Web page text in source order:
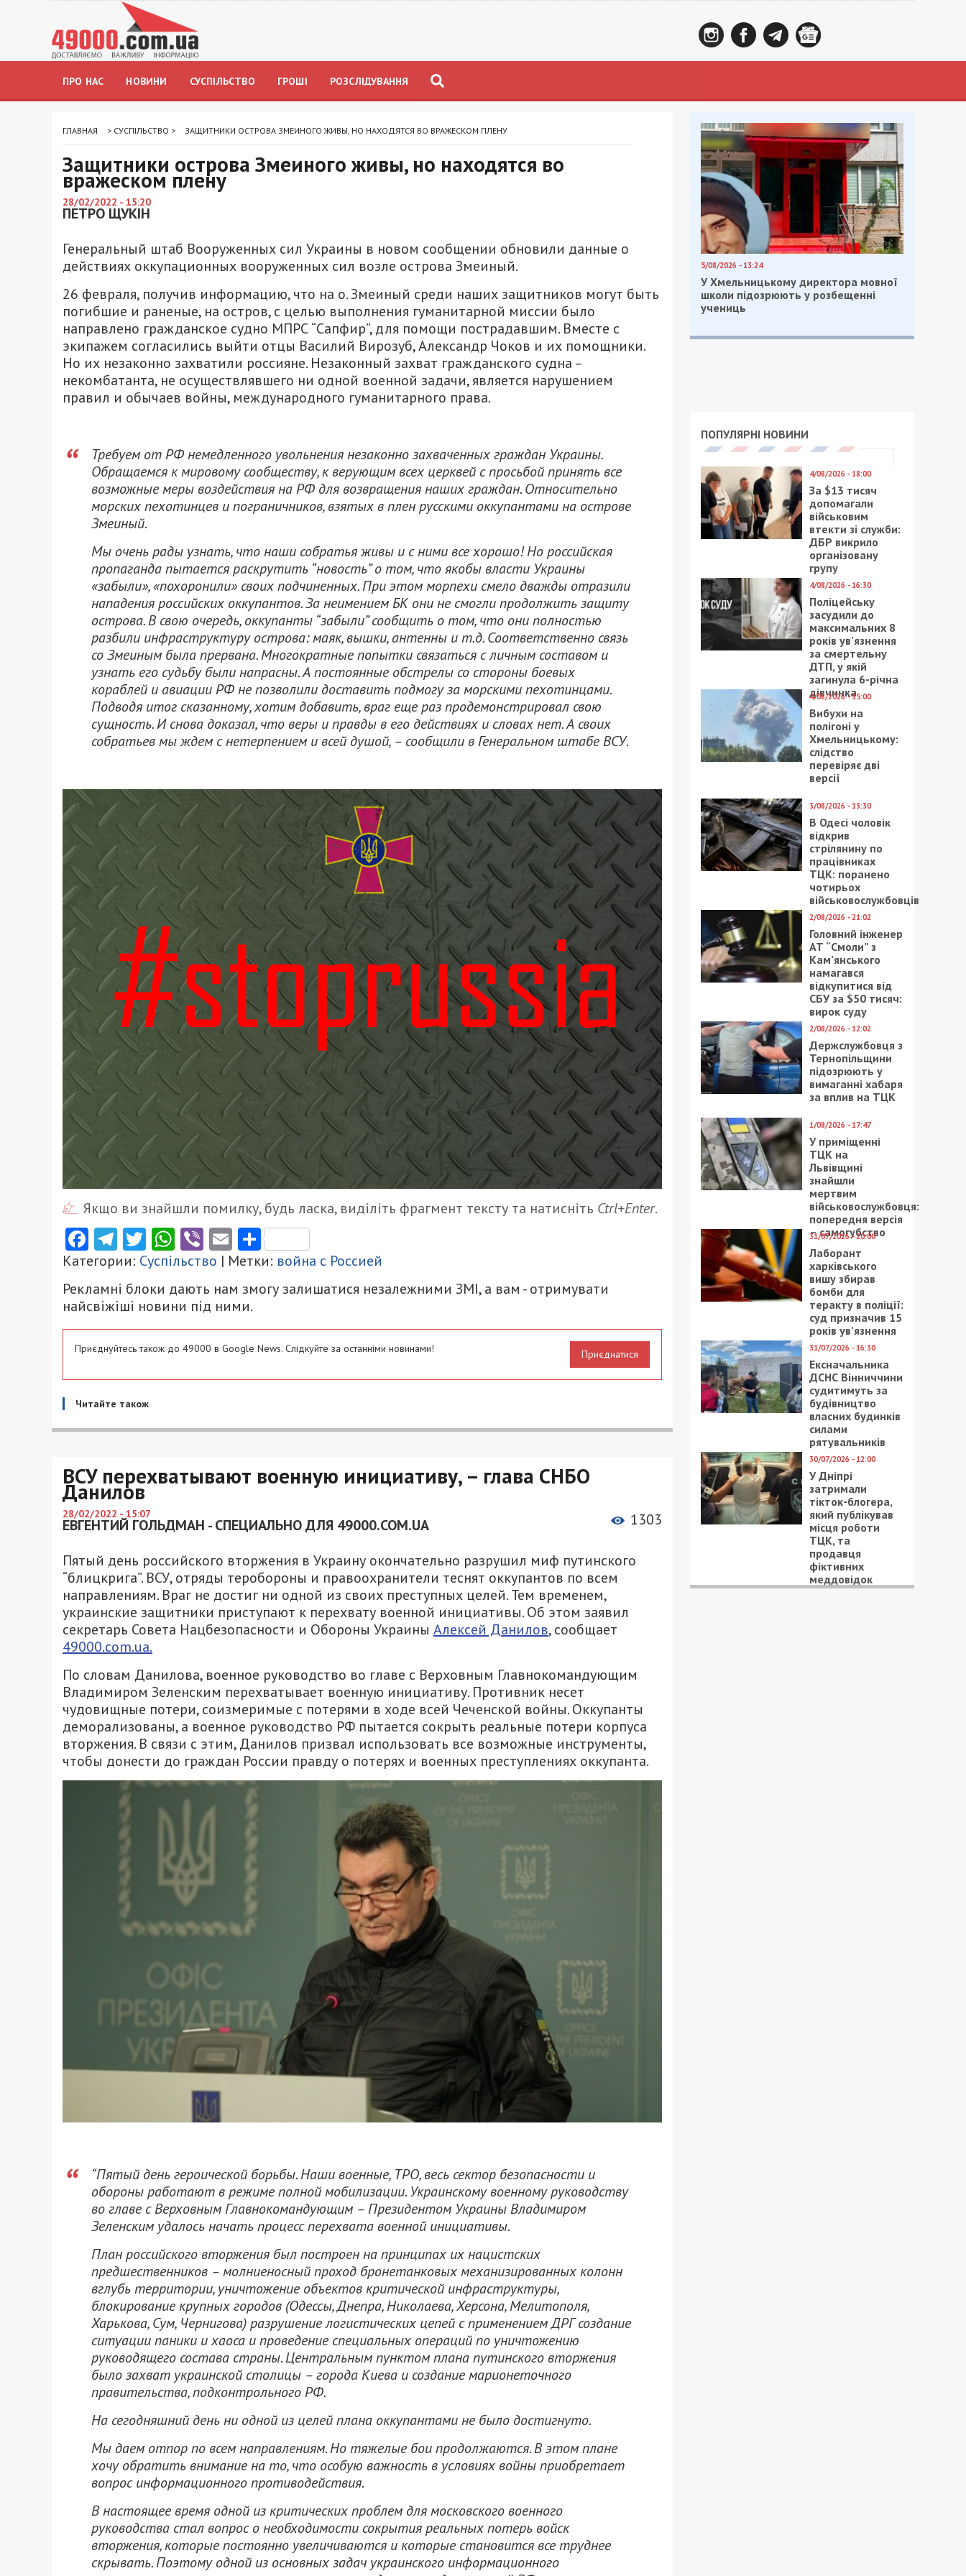
ПРО НАС НОВИНИ СУСПІЛЬСТВО ГРОШІ РОЗСЛІДУВАННЯ
ГЛАВНАЯ > СУСПІЛЬСТВО > ЗАЩИТНИКИ ОСТРОВА ЗМЕИНОГО ЖИВЫ, НО НАХОДЯТСЯ ВО ВРАЖЕСКОМ ПЛЕНУ
Защитники острова Змеиного живы, но находятся во
вражеском плену
28/02/2022 - 15:20
ПЕТРО ЩУКІН
Генеральный штаб Вооруженных сил Украины в новом сообщении обновили данные о
действиях оккупационных вооруженных сил возле острова Змеиный.
26 февраля, получив информацию, что на о. Змеиный среди наших защитников могут быть
погибшие и раненые, на остров, с целью выполнения гуманитарной миссии было
направлено гражданское судно МПРС “Сапфир”, для помощи пострадавшим. Вместе с
экипажем согласились выйти отцы Василий Вирозуб, Александр Чоков и их помощники.
Но их незаконно захватили россияне. Незаконный захват гражданского судна –
некомбатанта, не осуществлявшего ни одной военной задачи, является нарушением
правил и обычаев войны, международного гуманитарного права.
Требуем от РФ немедленного увольнения незаконно захваченных граждан Украины.
Обращаемся к мировому сообществу, к верующим всех церквей с просьбой принять все
возможные меры воздействия на РФ для возвращения наших граждан. Относительно
морских пехотинцев и пограничников, взятых в плен русскими оккупантами на острове
Змеиный.
Мы очень рады узнать, что наши собратья живы и с ними все хорошо! Но российская
пропаганда пытается раскрутить “новость” о том, что якобы власти Украины
«забыли», «похоронили» своих подчиненных. При этом морпехи смело дважды отразили
нападения российских оккупантов. За неимением БК они не смогли продолжить защиту
острова. В свою очередь, оккупанты “забыли” сообщить о том, что они полностью
разбили инфраструктуру острова: маяк, вышки, антенны и т.д. Соответственно связь
со Змеиным была прервана. Многократные попытки связаться с личным составом и
узнать его судьбу были напрасны. А постоянные обстрелы со стороны боевых
кораблей и авиации РФ не позволили доставить подмогу за морскими пехотинцами.
Подводя итог сказанному, хотим добавить, враг еще раз продемонстрировал свою
сущность. И снова доказал, что веры и правды в его действиях и словах нет. А своих
собратьев мы ждем с нетерпением и всей душой, – сообщили в Генеральном штабе ВСУ.
Якщо ви знайшли помилку, будь ласка, виділіть фрагмент тексту та натисніть Ctrl+Enter.
Facebook
Telegram
Twitter
WhatsApp
ViberEmailПоділитися
Категории: Суспільство | Метки: война с Россией
Рекламні блоки дають нам змогу залишатися незалежними ЗМІ, а вам - отримувати
найсвіжіші новини під ними.
Приєднуйтесь також до 49000 в Google News. Слідкуйте за останніми новинами! Приєднатися
Читайте також
ВСУ перехватывают военную инициативу, – глава СНБО
Данилов
28/02/2022 - 15:07
ЕВГЕНТИЙ ГОЛЬДМАН - СПЕЦИАЛЬНО ДЛЯ 49000.COM.UA 1303
Пятый день российского вторжения в Украину окончательно разрушил миф путинского
“блицкрига”. ВСУ, отряды теробороны и правоохранители теснят оккупантов по всем
направлениям. Враг не достиг ни одной из своих преступных целей. Тем временем,
украинские защитники приступают к перехвату военной инициативы. Об этом заявил
секретарь Совета Нацбезопасности и Обороны Украины Алексей Данилов, сообщает
49000.com.ua.
По словам Данилова, военное руководство во главе с Верховным Главнокомандующим
Владимиром Зеленским перехватывает военную инициативу. Противник несет
чудовищные потери, соизмеримые с потерями в ходе всей Чеченской войны. Оккупанты
деморализованы, а военное руководство РФ пытается сокрыть реальные потери корпуса
вторжения. В связи с этим, Данилов призвал использовать все возможные инструменты,
чтобы донести до граждан России правду о потерях и военных преступлениях оккупанта.
“Пятый день героической борьбы. Наши военные, ТРО, весь сектор безопасности и
обороны работают в режиме полной мобилизации. Украинскому военному руководству
во главе с Верховным Главнокомандующим – Президентом Украины Владимиром
Зеленским удалось начать процесс перехвата военной инициативы.
План российского вторжения был построен на принципах их нацистских
предшественников – молниеносный проход бронетанковых механизированных колонн
вглубь территории, уничтожение объектов критической инфраструктуры,
блокирование крупных городов (Одессы, Днепра, Николаева, Херсона, Мелитополя,
Харькова, Сум, Чернигова) разрушение логистических цепей с применением ДРГ создание
ситуации паники и хаоса и проведение специальных операций по уничтожению
руководящего состава страны. Центральным пунктом плана путинского вторжения
было захват украинской столицы – города Киева и создание марионеточного
правительства, подконтрольного РФ.
На сегодняшний день ни одной из целей плана оккупантами не было достигнуто.
Мы даем отпор по всем направлениям. Но тяжелые бои продолжаются. В этом плане
хочу обратить внимание на то, что особую важность в условиях войны приобретает
вопрос информационного противодействия.
В настоящее время одной из критических проблем для московского военного
руководства стал вопрос о необходимости сокрытия реальных потерь войск
вторжения, которые постоянно увеличиваются и которые становится все труднее
скрывать. Поэтому одной из основных задач украинского информационного
5/08/2026 - 13:24
У Хмельницькому директора мовної
школи підозрюють у розбещенні
учениць
ПОПУЛЯРНІ НОВИНИ
4/08/2026 - 18:00
За $13 тисяч
допомагали
військовим
втекти зі служби:
ДБР викрило
організовану
групу
4/08/2026 - 16:30
Поліцейську
засудили до
максимальних 8
років ув’язнення
за смертельну
ДТП, у якій
загинула 6-річна
дівчинка
4/08/2026 - 15:00
Вибухи на
полігоні у
Хмельницькому:
слідство
перевіряє дві
версії
3/08/2026 - 13:30
В Одесі чоловік
відкрив
стрілянину по
працівниках
ТЦК: поранено
чотирьох
військовослужбовців
2/08/2026 - 21:02
Головний інженер
АТ “Смоли” з
Кам’янського
намагався
відкупитися від
СБУ за $50 тисяч:
вирок суду
2/08/2026 - 12:02
Держслужбовця з
Тернопільщини
підозрюють у
вимаганні хабаря
за вплив на ТЦК
1/08/2026 - 17:47
У приміщенні
ТЦК на
Львівщині
знайшли
мертвим
військовослужбовця:
попередня версія
– самогубство
31/07/2026 - 20:00
Лаборант
харківського
вишу збирав
бомби для
теракту в поліції:
суд призначив 15
років ув’язнення
31/07/2026 - 16:30
Ексначальника
ДСНС Вінниччини
судитимуть за
будівництво
власних будинків
силами
рятувальників
30/07/2026 - 12:00
У Дніпрі
затримали
тікток-блогера,
який публікував
місця роботи
ТЦК, та
продавця
фіктивних
меддовідок